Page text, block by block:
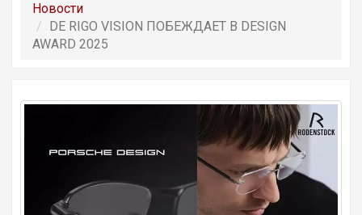
Новости
DE RIGO VISION ПОБЕЖДАЕТ В DESIGN
AWARD 2025